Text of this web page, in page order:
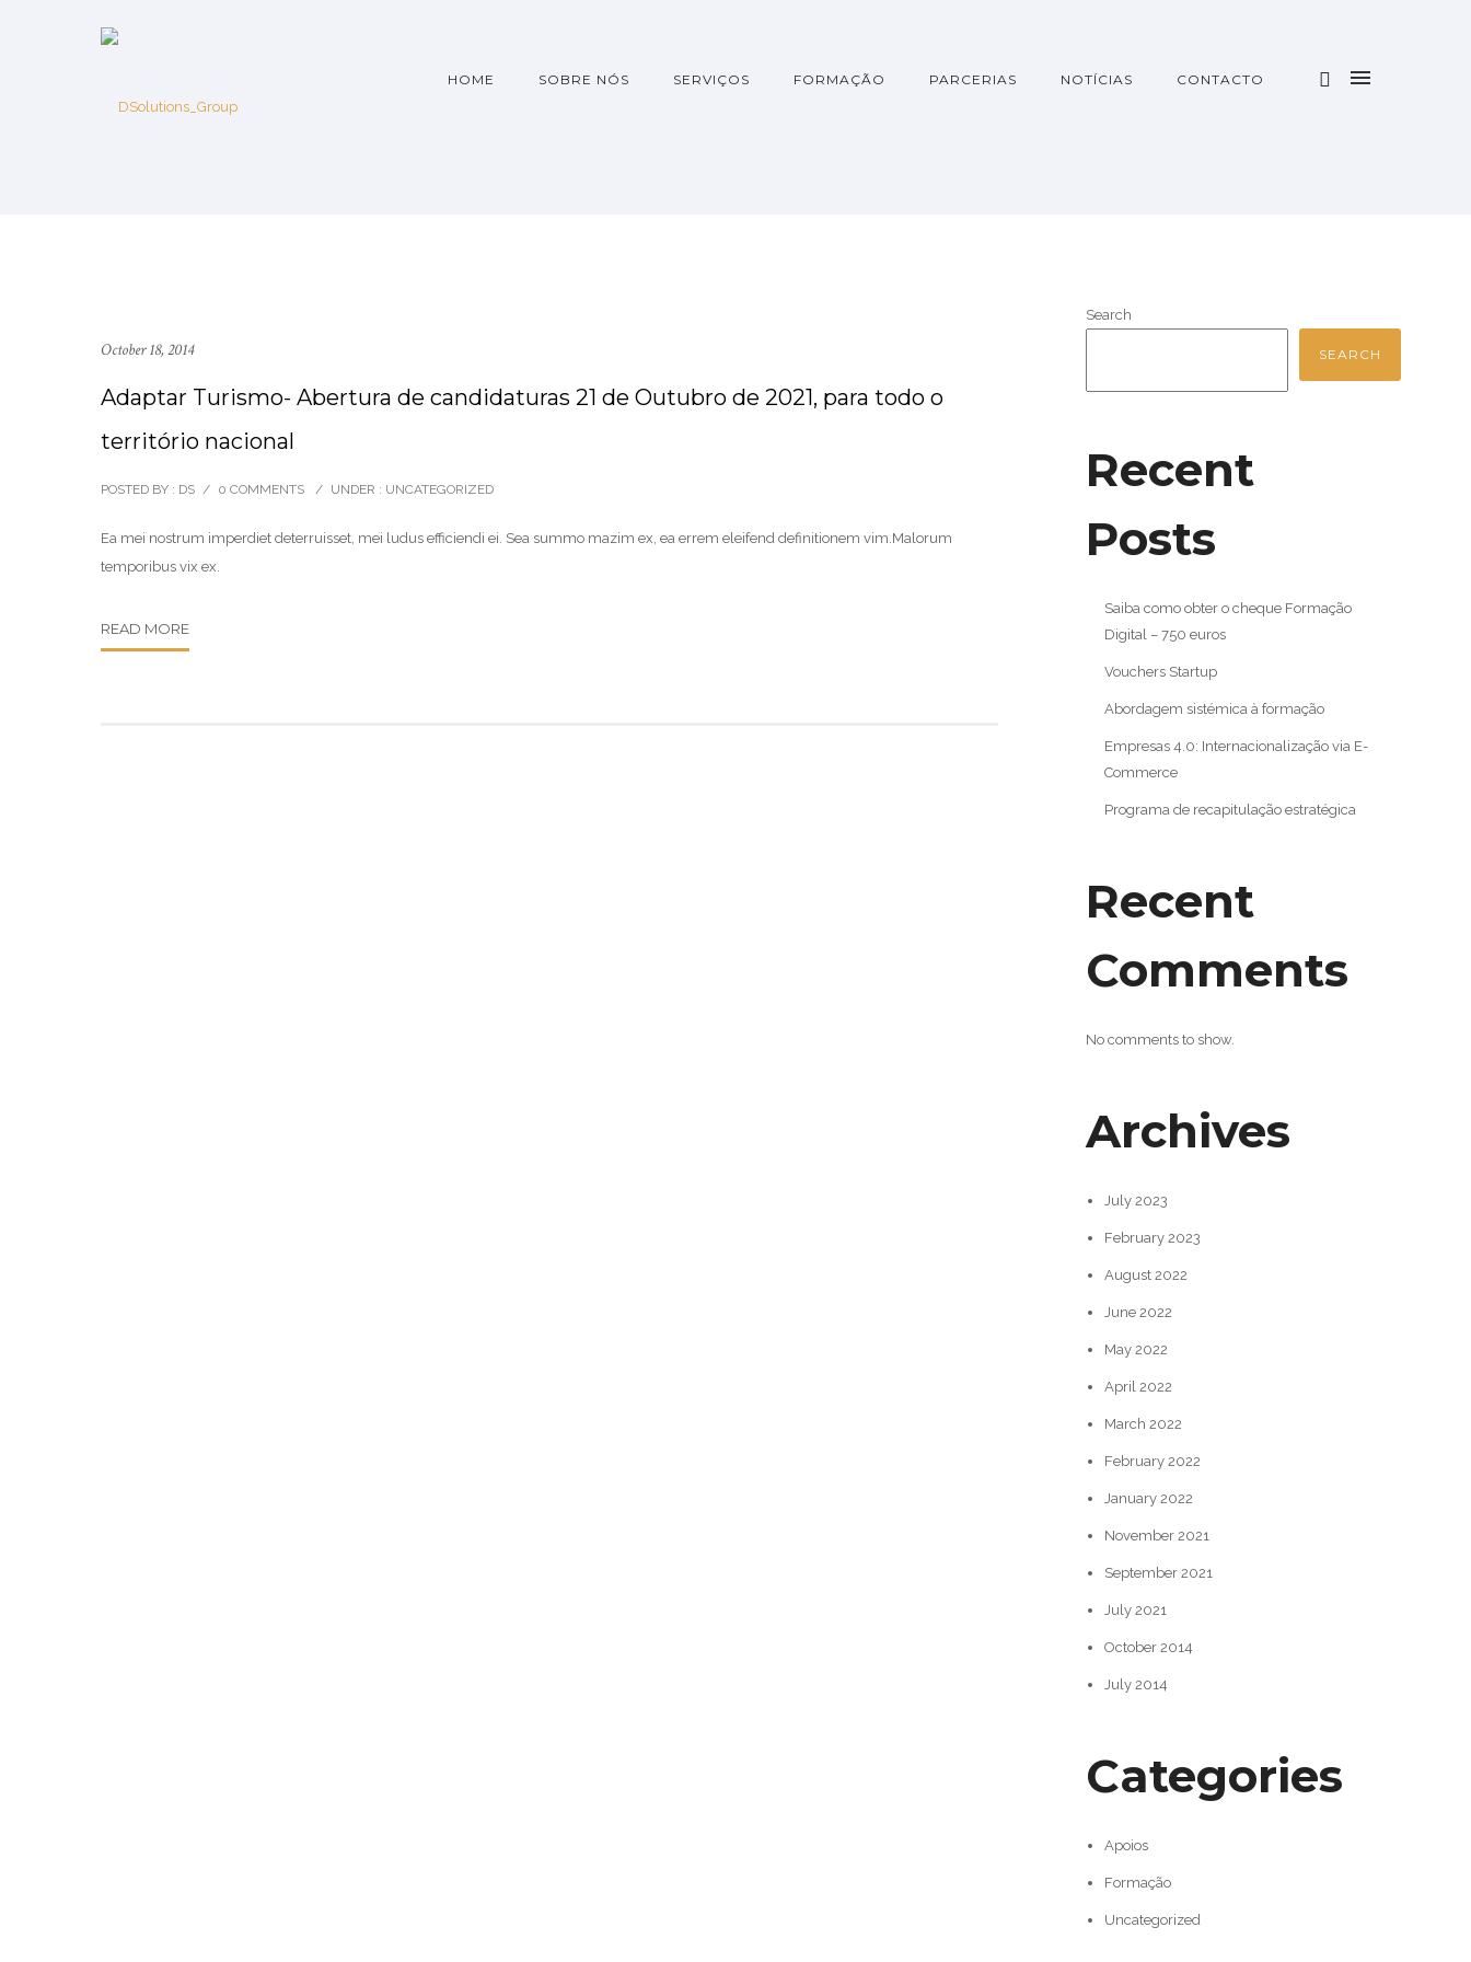
HOME SOBRE NÓS SERVIÇOS FORMAÇÃO PARCERIAS NOTÍCIAS CONTACTO
October 18, 2014
Adaptar Turismo- Abertura de candidaturas 21 de Outubro de 2021, para todo o
território nacional
POSTED BY : DS / 0 COMMENTS / UNDER : UNCATEGORIZED
Ea mei nostrum imperdiet deterruisset, mei ludus efficiendi ei. Sea summo mazim ex, ea errem eleifend definitionem vim.Malorum
temporibus vix ex.
READ MORE
Search
SEARCH
Recent
Posts
Saiba como obter o cheque Formação
Digital – 750 euros
Vouchers Startup
Abordagem sistémica à formação
Empresas 4.0: Internacionalização via E-
Commerce
Programa de recapitulação estratégica
Recent
Comments
No comments to show.
Archives
July 2023
February 2023
August 2022
June 2022
May 2022
April 2022
March 2022
February 2022
January 2022
November 2021
September 2021
July 2021
October 2014
July 2014
Categories
Apoios
Formação
Uncategorized